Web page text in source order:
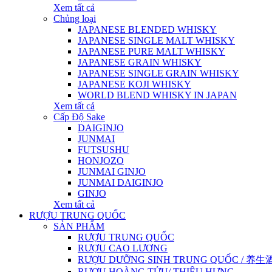
Xem tất cả
Chủng loại
JAPANESE BLENDED WHISKY
JAPANESE SINGLE MALT WHISKY
JAPANESE PURE MALT WHISKY
JAPANESE GRAIN WHISKY
JAPANESE SINGLE GRAIN WHISKY
JAPANESE KOJI WHISKY
WORLD BLEND WHISKY IN JAPAN
Xem tất cả
Cấp Độ Sake
DAIGINJO
JUNMAI
FUTSUSHU
HONJOZO
JUNMAI GINJO
JUNMAI DAIGINJO
GINJO
Xem tất cả
RƯỢU TRUNG QUỐC
SẢN PHẨM
RƯỢU TRUNG QUỐC
RƯỢU CAO LƯƠNG
RƯỢU DƯỠNG SINH TRUNG QUỐC / 养生